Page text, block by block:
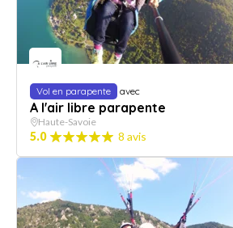
Vol en parapente avec
A l'air libre parapente
Haute-Savoie
5.0 8 avis